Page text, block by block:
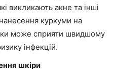
викликають акне та інші
куркуми на
може сприяти швидшому
інфекцій.
шкіри